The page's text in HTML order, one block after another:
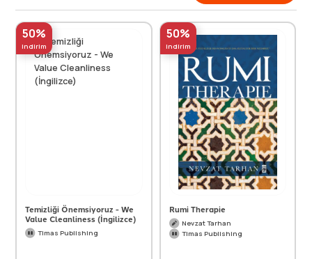
50%
indirim
Temizliği Önemsiyoruz - We
Value Cleanliness (İngilizce)
Timas Publishing
50%
indirim
Rumi Therapie
Nevzat Tarhan
Timas Publishing